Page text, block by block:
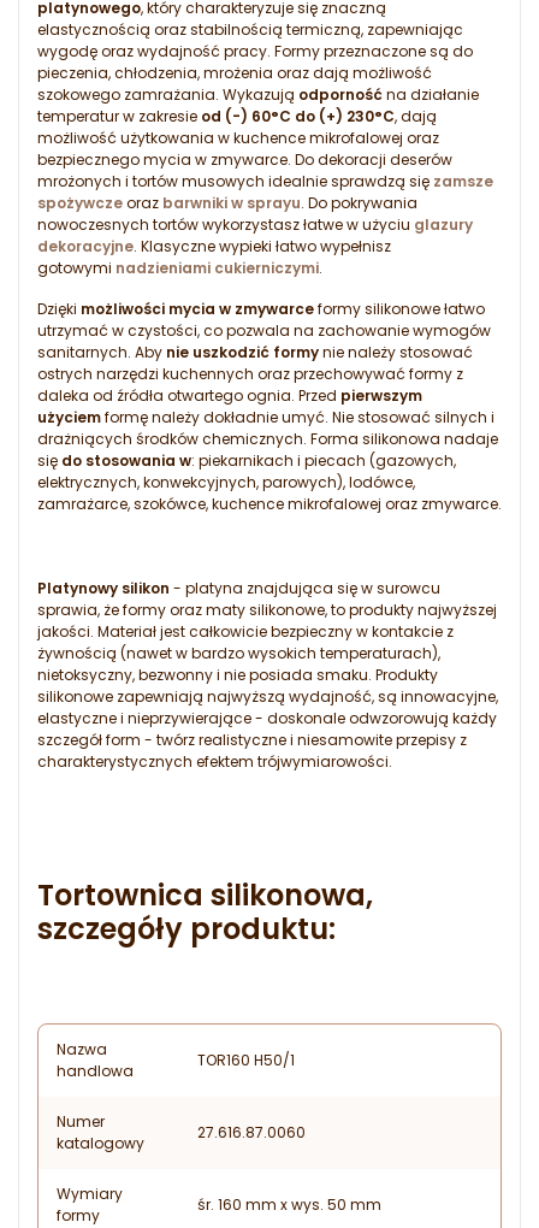
platynowego, który charakteryzuje się znaczną
elastycznością oraz stabilnością termiczną, zapewniając
wygodę oraz wydajność pracy. Formy przeznaczone są do
pieczenia, chłodzenia, mrożenia oraz dają możliwość
szokowego zamrażania. Wykazują odpornośćna działanie
temperatur w zakresie od (-) 60°C do (+) 230°C, dają
możliwość użytkowania w kuchence mikrofalowej oraz
bezpiecznego mycia w zmywarce. Do dekoracji deserów
mrożonych i tortów musowych idealnie sprawdzą się zamsze
spożywczeoraz barwniki w sprayu. Do pokrywania
nowoczesnych tortów wykorzystasz łatwe w użyciu glazury
dekoracyjne. Klasyczne wypieki łatwo wypełnisz
gotowymi nadzieniami cukierniczymi.
Dzięki możliwości mycia w zmywarceformy silikonowe łatwo
utrzymać w czystości, co pozwala na zachowanie wymogów
sanitarnych. Aby nie uszkodzić formynie należy stosować
ostrych narzędzi kuchennych oraz przechowywać formy z
daleka od źródła otwartego ognia. Przed pierwszym
użyciemformę należy dokładnie umyć. Nie stosować silnych i
drażniących środków chemicznych. Forma silikonowa nadaje
się do stosowania w: piekarnikach i piecach (gazowych,
elektrycznych, konwekcyjnych, parowych), lodówce,
zamrażarce, szokówce, kuchence mikrofalowej oraz zmywarce.
Platynowy silikon - platyna znajdująca się w surowcu
sprawia, że formy oraz maty silikonowe, to produkty najwyższej
jakości. Materiał jest całkowicie bezpieczny w kontakcie z
żywnością (nawet w bardzo wysokich temperaturach),
nietoksyczny, bezwonny i nie posiada smaku. Produkty
silikonowe zapewniają najwyższą wydajność, są innowacyjne,
elastyczne i nieprzywierające - doskonale odwzorowują każdy
szczegół form - twórz realistyczne i niesamowite przepisy z
charakterystycznych efektem trójwymiarowości.
Tortownica silikonowa,
szczegóły produktu:
Nazwa
handlowa
TOR160 H50/1
Numer
katalogowy
27.616.87.0060
Wymiary
formy
śr. 160 mm x wys. 50 mm